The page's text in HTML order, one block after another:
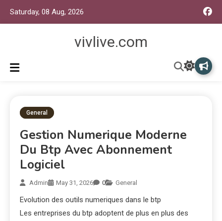
Saturday, 08 Aug, 2026
vivlive.com
General
Gestion Numerique Moderne
Du Btp Avec Abonnement
Logiciel
Admin May 31, 2026 0 General
Evolution des outils numeriques dans le btp
Les entreprises du btp adoptent de plus en plus des